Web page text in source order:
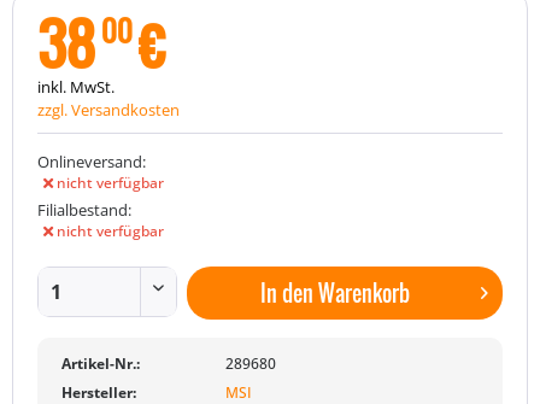
3800€
inkl. MwSt.
zzgl. Versandkosten
Onlineversand:
nicht verfügbar
Filialbestand:
nicht verfügbar
In denWarenkorb
Artikel-Nr.:
289680
Hersteller:
MSI